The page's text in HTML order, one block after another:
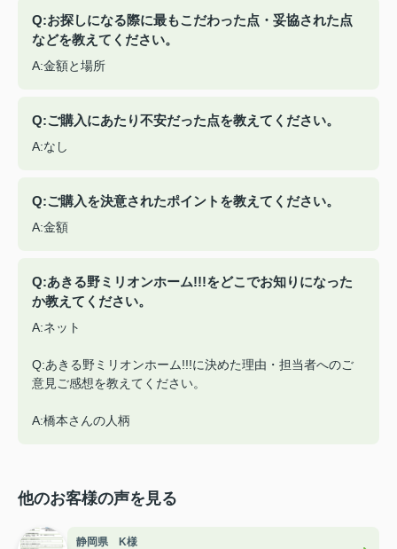
Q:お探しになる際に最もこだわった点・妥協された点
などを教えてください。
A:金額と場所
Q:ご購入にあたり不安だった点を教えてください。
A:なし
Q:ご購入を決意されたポイントを教えてください。
A:金額
Q:あきる野ミリオンホーム!!!をどこでお知りになった
か教えてください。
A:ネット
Q:あきる野ミリオンホーム!!!に決めた理由・担当者へのご
意見ご感想を教えてください。
A:橋本さんの人柄
他のお客様の声を見る
静岡県 K様